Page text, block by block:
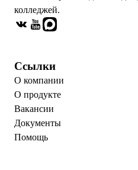
колледжей.
Ссылки
О компании
О продукте
Вакансии
Документы
Помощь